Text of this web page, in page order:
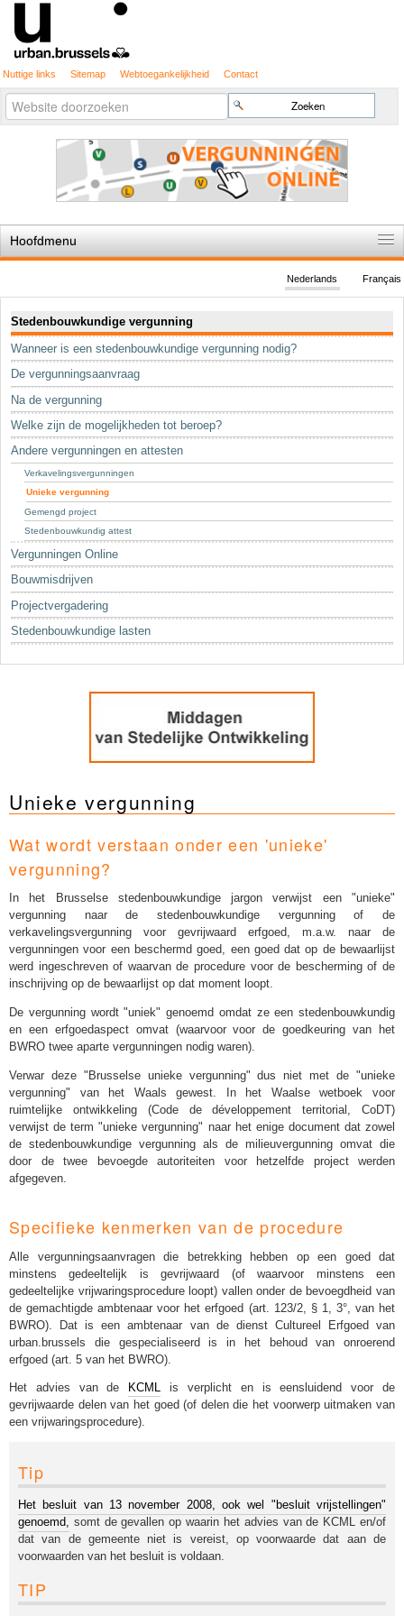
Nuttige links Sitemap Webtoegankelijkheid Contact
Zoek
Geavanceerd
zoeken...
Hoofdmenu
De spelregels
Stedenbouwkundige vergunning
Cartografie
Studies en publicaties
Sleutelwoorden
Stedenbouwkundige inlichtingen
Français
Nederlands
Stedenbouwkundige vergunning
Wanneer is een stedenbouwkundige vergunning nodig?
De vergunningsaanvraag
Na de vergunning
Welke zijn de mogelijkheden tot beroep?
Andere vergunningen en attesten
Verkavelingsvergunningen
Unieke vergunning
Gemengd project
Stedenbouwkundig attest
Vergunningen Online
Bouwmisdrijven
Projectvergadering
Stedenbouwkundige lasten
Unieke vergunning
Wat wordt verstaan onder een 'unieke'
vergunning?
In het Brusselse stedenbouwkundige jargon verwijst een "unieke"
vergunning naar de stedenbouwkundige vergunning of de
verkavelingsvergunning voor gevrijwaard erfgoed, m.a.w. naar de
vergunningen voor een beschermd goed, een goed dat op de bewaarlijst
werd ingeschreven of waarvan de procedure voor de bescherming of de
inschrijving op de bewaarlijst op dat moment loopt.
De vergunning wordt "uniek" genoemd omdat ze een stedenbouwkundig
en een erfgoedaspect omvat (waarvoor voor de goedkeuring van het
BWRO twee aparte vergunningen nodig waren).
Verwar deze "Brusselse unieke vergunning" dus niet met de "unieke
vergunning" van het Waals gewest. In het Waalse wetboek voor
ruimtelijke ontwikkeling (Code de développement territorial, CoDT)
verwijst de term "unieke vergunning" naar het enige document dat zowel
de stedenbouwkundige vergunning als de milieuvergunning omvat die
door de twee bevoegde autoriteiten voor hetzelfde project werden
afgegeven.
Specifieke kenmerken van de procedure
Alle vergunningsaanvragen die betrekking hebben op een goed dat
minstens gedeeltelijk is gevrijwaard (of waarvoor minstens een
gedeeltelijke vrijwaringsprocedure loopt) vallen onder de bevoegdheid van
de gemachtigde ambtenaar voor het erfgoed (art. 123/2, § 1, 3°, van het
BWRO). Dat is een ambtenaar van de dienst Cultureel Erfgoed van
urban.brussels die gespecialiseerd is in het behoud van onroerend
erfgoed (art. 5 van het BWRO).
Het advies van de KCML is verplicht en is eensluidend voor de
gevrijwaarde delen van het goed (of delen die het voorwerp uitmaken van
een vrijwaringsprocedure).
Tip
Het besluit van 13 november 2008, ook wel "besluit vrijstellingen"
genoemd, somt de gevallen op waarin het advies van de KCML en/of
dat van de gemeente niet is vereist, op voorwaarde dat aan de
voorwaarden van het besluit is voldaan.
TIP